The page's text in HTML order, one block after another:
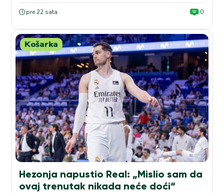
pre 22 sata 0
Košarka
Hezonja napustio Real: „Mislio sam da
ovaj trenutak nikada neće doći“